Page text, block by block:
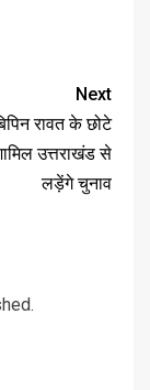
Next
रावत के छोटे
उत्तराखंड से
लड़ेंगे चुनाव